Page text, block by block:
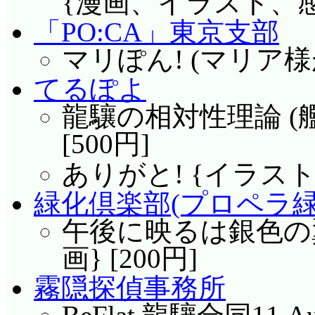
「PO:CA」東京支部
マリぽん! (マリア
てるぽよ
龍驤の相対性理論 (
[500円]
ありがと! {イラス
緑化倶楽部(プロペラ
午後に映るは銀色
画} [200円]
霧隠探偵事務所